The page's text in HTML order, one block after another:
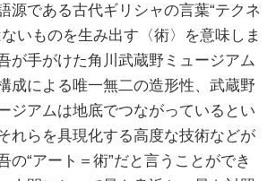
源である古代ギリシャの言葉“テクネ
いものを生み出す〈術〉を意味しま
が手がけた角川武蔵野ミュージアム
成による唯一無二の造形性、武蔵野
ジアムは地底でつながっているとい
れらを具現化する高度な技術などが
の“アート＝術”だと言うことができ